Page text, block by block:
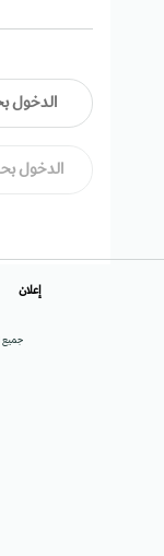
الدخول
الدخول
جميع
إعلان